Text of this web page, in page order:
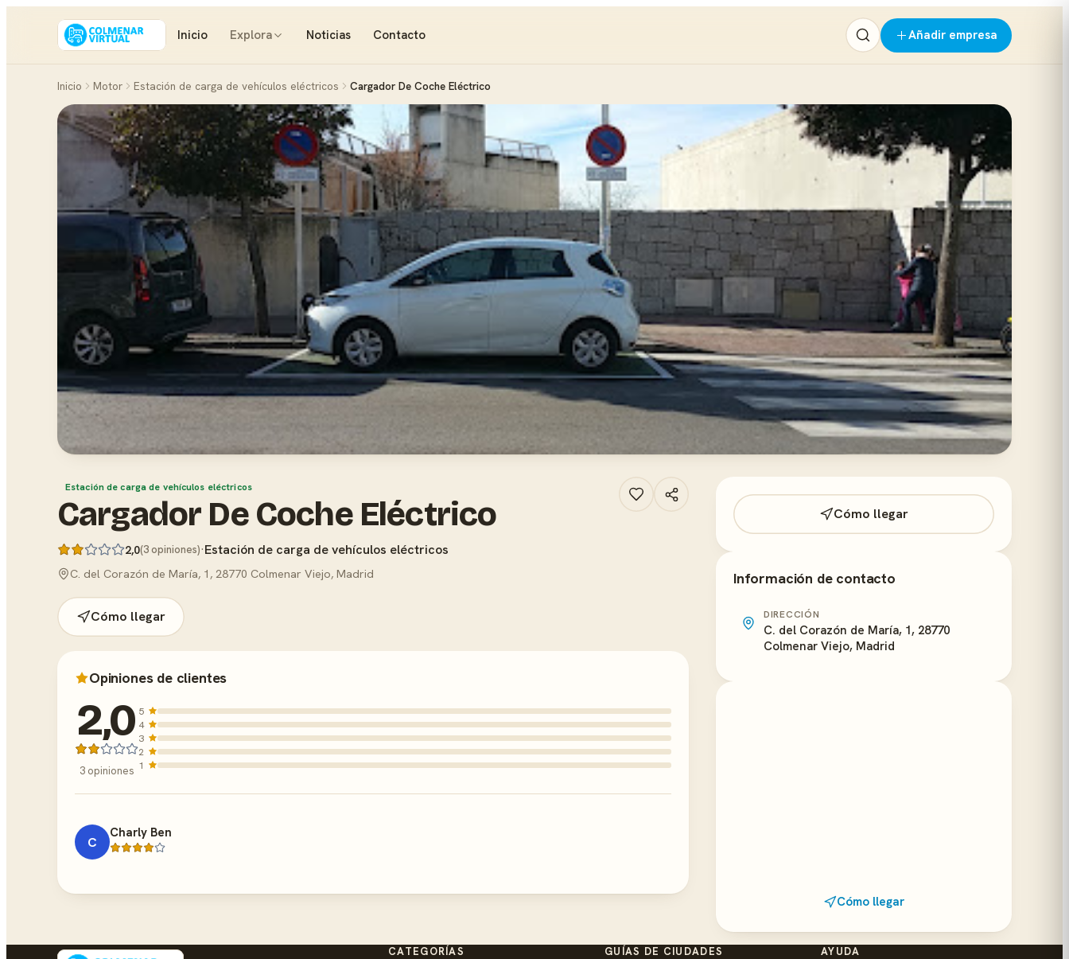
Inicio Explora Noticias Contacto Añadir empresa
Inicio Motor Estación de carga de vehículos eléctricos Cargador De Coche Eléctrico
Estación de carga de vehículos eléctricos
Cargador De Coche Eléctrico
2,0(3 opiniones)·Estación de carga de vehículos eléctricos
C. del Corazón de María, 1, 28770 Colmenar Viejo, Madrid
Cómo llegar
Opiniones de clientes
2,0
3 opiniones
5
4
3
2
1
C
Charly Ben
Cómo llegar
Información de contacto
DIRECCIÓN
C. del Corazón de María, 1, 28770
Colmenar Viejo, Madrid
Cómo llegar
CATEGORÍAS GUÍAS DE CIUDADES AYUDA